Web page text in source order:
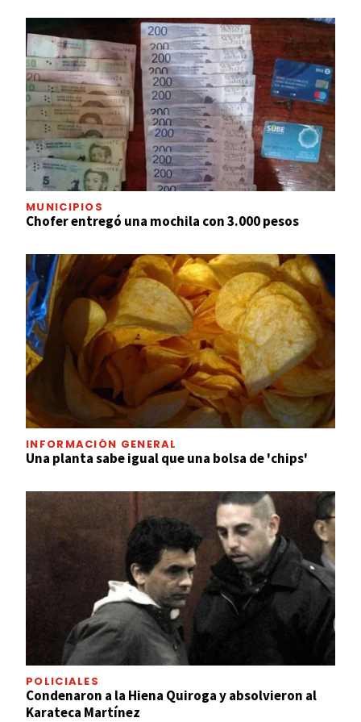
MUNICIPIOS
Chofer entregó una mochila con 3.000 pesos
INFORMACIÓN GENERAL
Una planta sabe igual que una bolsa de 'chips'
POLICIALES
Condenaron a la Hiena Quiroga y absolvieron al
Karateca Martínez